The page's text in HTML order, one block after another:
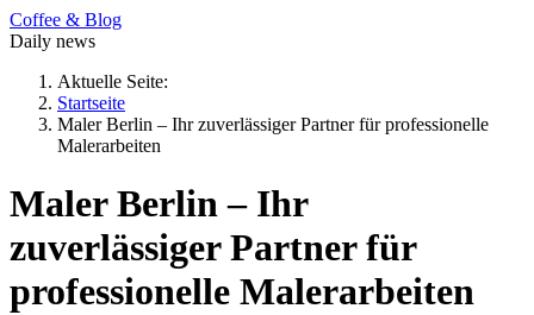
Coffee & Blog
Daily news
Aktuelle Seite:
Startseite
Maler Berlin – Ihr zuverlässiger Partner für professionelle
Malerarbeiten
Maler Berlin – Ihr
zuverlässiger Partner für
professionelle Malerarbeiten